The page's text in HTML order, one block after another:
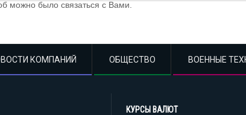
можно было связаться с Вами.
КОМПАНИЙ ОБЩЕСТВО ВОЕННЫЕ
КУРСЫ ВАЛЮТ